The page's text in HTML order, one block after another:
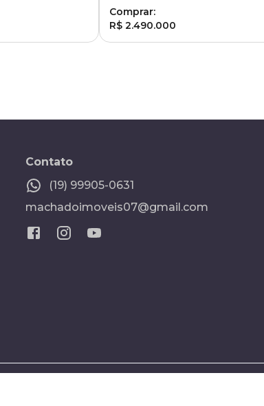
Comprar:
R$ 2.490.000
Contato
(19) 99905-0631
machadoimoveis07@gmail.com